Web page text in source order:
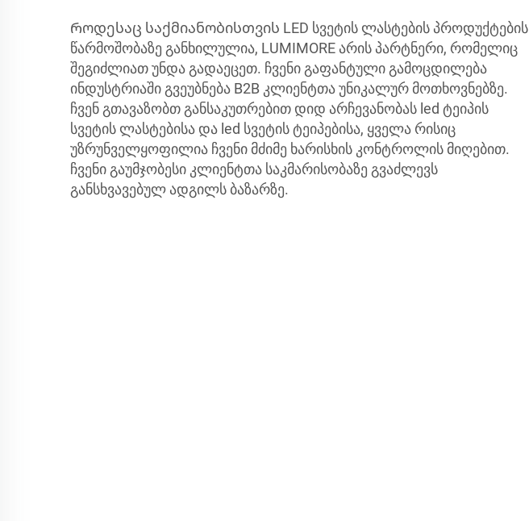
Როდესაც საქმიანობისთვის LED სვეტის ლასტების პროდუქტების
წარმოშობაზე განხილულია, LUMIMORE არის პარტნერი, რომელიც
შეგიძლიათ უნდა გადაეცეთ. ჩვენი გაფანტული გამოცდილება
ინდუსტრიაში გვეუბნება B2B კლიენტთა უნიკალურ მოთხოვნებზე.
ჩვენ გთავაზობთ განსაკუთრებით დიდ არჩევანობას led ტეიპის
სვეტის ლასტებისა და led სვეტის ტეიპებისა, ყველა რისიც
უზრუნველყოფილია ჩვენი მძიმე ხარისხის კონტროლის მიღებით.
ჩვენი გაუმჯობესი კლიენტთა საკმარისობაზე გვაძლევს
განსხვავებულ ადგილს ბაზარზე.